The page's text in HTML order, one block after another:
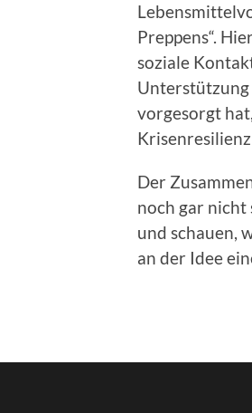
Preppens“.
soziale
vorgesorgt
Krisenresilienz
Der
noch gar nicht
und schauen,
an der Idee